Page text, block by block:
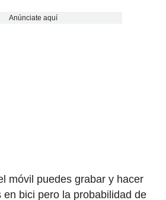
Anúnciate aquí
móvil puedes grabar y hacer
en bici pero la probabilidad de